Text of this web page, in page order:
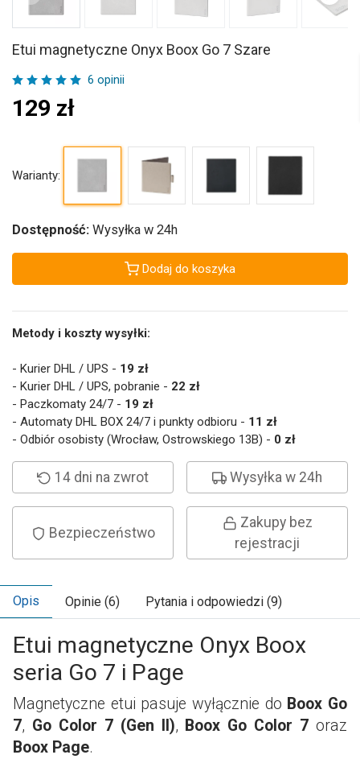
Etui magnetyczne Onyx Boox Go 7 Szare
6 opinii
129 zł
Warianty:
Dostępność: Wysyłka w 24h
Dodaj do koszyka
Metody i koszty wysyłki:
- Kurier DHL / UPS - 19 zł
- Kurier DHL / UPS, pobranie - 22 zł
- Paczkomaty 24/7 - 19 zł
- Automaty DHL BOX 24/7 i punkty odbioru - 11 zł
- Odbiór osobisty (Wrocław, Ostrowskiego 13B) - 0 zł
14 dni na zwrot Wysyłka w 24h
Bezpieczeństwo
Zakupy bez
rejestracji
Opis Opinie (6) Pytania i odpowiedzi (9)
Etui magnetyczne Onyx Boox
seria Go 7 i Page
Magnetyczne etui pasuje wyłącznie do Boox Go
7, Go Color 7 (Gen II), Boox Go Color 7 oraz
Boox Page.